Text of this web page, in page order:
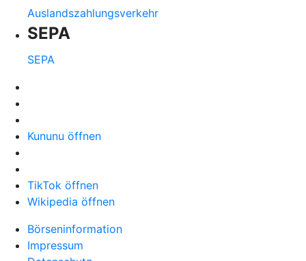
Auslandszahlungsverkehr
SEPA
SEPA
Kununu öffnen
TikTok öffnen
Wikipedia öffnen
Börseninformation
Impressum